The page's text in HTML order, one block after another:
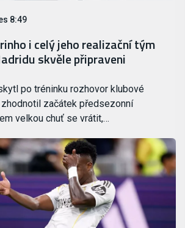
8:49
i celý jeho realizační tým
skvěle připraveni
po tréninku rozhovor klubové
začátek předsezonní
velkou chuť se vrátit,…